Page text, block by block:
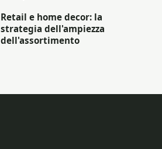
Retail e home decor: la
strategia dell'ampiezza
dell'assortimento